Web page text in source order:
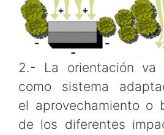
2.- La orientación va
como sistema
el aprovechamiento o
de los diferentes